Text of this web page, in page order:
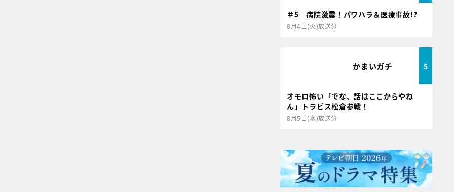
＃5 病院激震！パワハラ＆医療事故!?
8月4日(火)放送分
かまいガチ 5
オモロ怖い「でな、話はここからやね
ん」トラビス松倉参戦！
8月5日(水)放送分